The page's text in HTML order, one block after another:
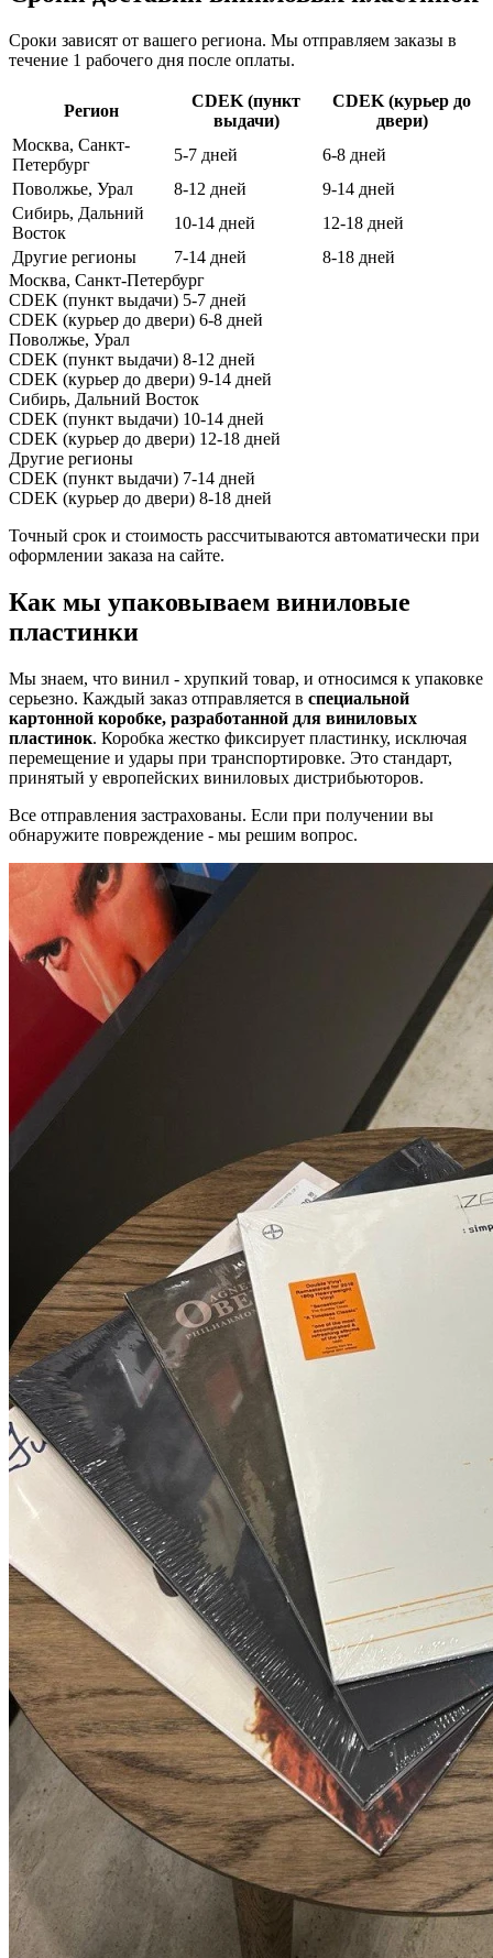
Сроки зависят от вашего региона. Мы отправляем заказы в
течение 1 рабочего дня после оплаты.
Регион
CDEK (пункт
выдачи)
CDEK (курьер до
двери)
Москва, Санкт-
Петербург
5-7 дней
6-8 дней
Поволжье, Урал
8-12 дней
9-14 дней
Сибирь, Дальний
Восток
10-14 дней
12-18 дней
Другие регионы
7-14 дней
8-18 дней
Москва, Санкт-Петербург
CDEK (пункт выдачи) 5-7 дней
CDEK (курьер до двери) 6-8 дней
Поволжье, Урал
CDEK (пункт выдачи) 8-12 дней
CDEK (курьер до двери) 9-14 дней
Сибирь, Дальний Восток
CDEK (пункт выдачи) 10-14 дней
CDEK (курьер до двери) 12-18 дней
Другие регионы
CDEK (пункт выдачи) 7-14 дней
CDEK (курьер до двери) 8-18 дней
Точный срок и стоимость рассчитываются автоматически при
оформлении заказа на сайте.
Как мы упаковываем виниловые
пластинки
Мы знаем, что винил - хрупкий товар, и относимся к упаковке
серьезно. Каждый заказ отправляется в специальной
картонной коробке, разработанной для виниловых
пластинок. Коробка жестко фиксирует пластинку, исключая
перемещение и удары при транспортировке. Это стандарт,
принятый у европейских виниловых дистрибьюторов.
Все отправления застрахованы. Если при получении вы
обнаружите повреждение - мы решим вопрос.